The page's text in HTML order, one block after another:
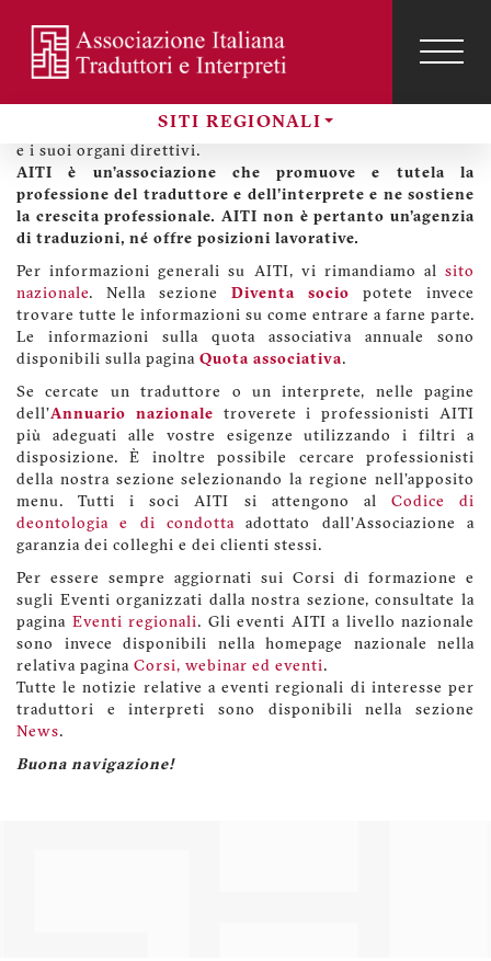
contenuto
principale
Sezioni
SITI REGIONALI
profilo
utente
Benvenuti sul sito di AITI Piemonte e Valle d'Aosta
Sul nostro sito regionale potete trovare informazioni sulla
sezione Piemonte e Valle d'Aosta di AITI, sulle sue attività
e i suoi organi direttivi.
AITI è un’associazione che promuove e tutela la
professione del traduttore e dell'interprete e ne sostiene
la crescita professionale. AITI non è pertanto un'agenzia
di traduzioni, né offre posizioni lavorative.
Per informazioni generali su AITI, vi rimandiamo al sito
nazionale. Nella sezione Diventa socio potete invece
trovare tutte le informazioni su come entrare a farne parte.
Le informazioni sulla quota associativa annuale sono
disponibili sulla pagina Quota associativa.
Se cercate un traduttore o un interprete, nelle pagine
dell'Annuario nazionale troverete i professionisti AITI
più adeguati alle vostre esigenze utilizzando i filtri a
disposizione. È inoltre possibile cercare professionisti
della nostra sezione selezionando la regione nell'apposito
menu. Tutti i soci AITI si attengono al Codice di
deontologia e di condotta adottato dall'Associazione a
garanzia dei colleghi e dei clienti stessi.
Per essere sempre aggiornati sui Corsi di formazione e
sugli Eventi organizzati dalla nostra sezione, consultate la
pagina Eventi regionali. Gli eventi AITI a livello nazionale
sono invece disponibili nella homepage nazionale nella
relativa pagina Corsi, webinar ed eventi.
Tutte le notizie relative a eventi regionali di interesse per
traduttori e interpreti sono disponibili nella sezione
News.
Buona navigazione!